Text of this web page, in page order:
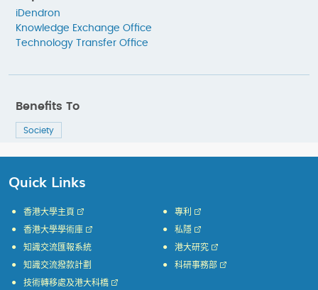
iDendron
Knowledge Exchange Office
Technology Transfer Office
Benefits To
Society
Quick Links
香港大學主頁
香港大學學術庫
知識交流匯報系統
知識交流撥款計劃
專利
私隱
港大研究
科研事務部
技術轉移處及港大科橋